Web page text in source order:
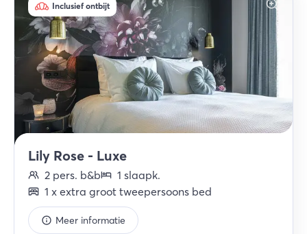
Inclusief ontbijt
Lily Rose - Luxe
2 pers. b&b 1 slaapk.
1 x extra groot tweepersoons bed
Meer informatie